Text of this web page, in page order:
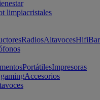
limpiacristales
RadiosAltavocesHifi
PortátilesImpresoras
Accesorios